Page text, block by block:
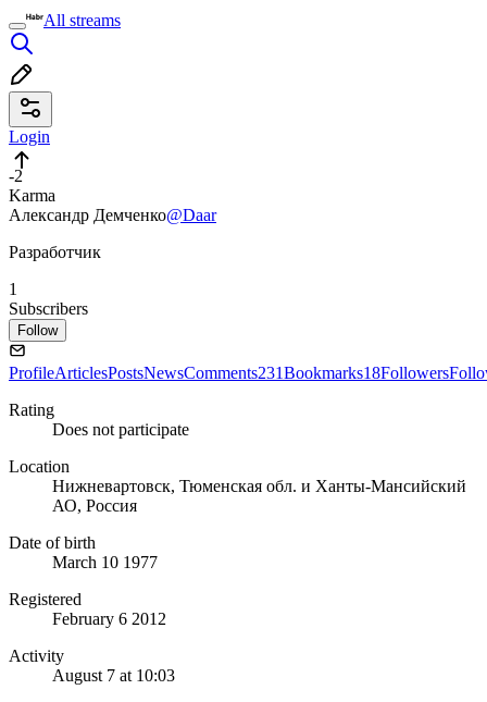
All streams
Login
-2
Karma
Александр Демченко@Daar
Разработчик
1
Subscribers
Follow
ProfileArticlesPostsNewsComments231Bookmarks18Followers
Rating
Does not participate
Location
Нижневартовск, Тюменская обл. и Ханты-Мансийский
АО, Россия
Date of birth
March 10 1977
Registered
February 6 2012
Activity
August 7 at 10:03